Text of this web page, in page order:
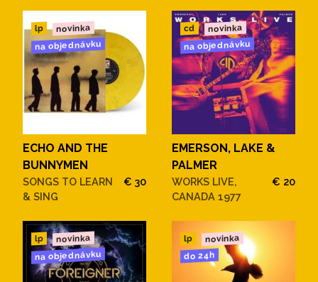
lp novinka
na objednávku
ECHO AND THE
BUNNYMEN
SONGS TO LEARN
& SING
€ 30
cd novinka
na objednávku
EMERSON, LAKE &
PALMER
WORKS LIVE,
CANADA 1977
€ 20
lp novinka
na objednávku
lp novinka
do 24h